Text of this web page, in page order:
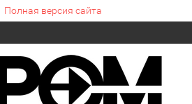
Полная версия сайта